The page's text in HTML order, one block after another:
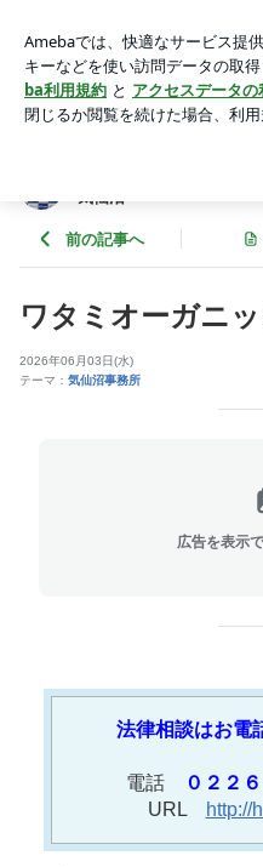
員ブログ＠気仙沼
アプリをダウンロードして ブ
ょう。
気仙沼
前の記事へ
ワタミオーガニ
2026年06月03日(水)
テーマ： 気仙沼事務所
広告を表示
法律相談はお電
電話
０２２
URL
http://